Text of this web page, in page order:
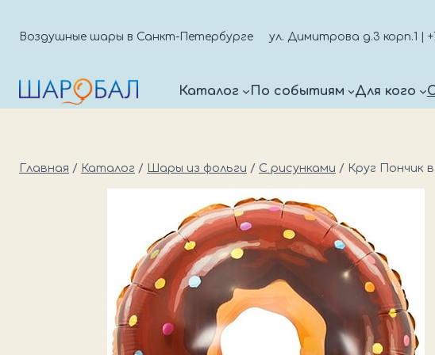
Воздушные шары в Санкт-Петербурге ул. Димитрова д.3 корп.1 |
Каталог По событиям Для кого
Главная / Каталог / Шары из фольги / С рисунками / Круг Пончик